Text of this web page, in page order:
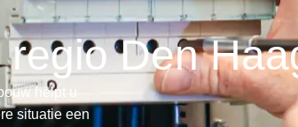
Den
helpt u
situatie een